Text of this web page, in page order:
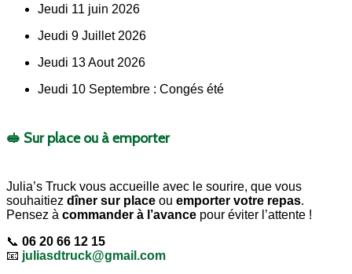
Jeudi 11 juin 2026
Jeudi 9 Juillet 2026
Jeudi 13 Aout 2026
Jeudi 10 Septembre : Congés été
🥪 Sur place ou à emporter
Julia’s Truck vous accueille avec le sourire, que vous
souhaitiez dîner sur place ou emporter votre repas.
Pensez à commander à l’avance pour éviter l’attente !
📞 06 20 66 12 15
📧 juliasdtruck@gmail.com